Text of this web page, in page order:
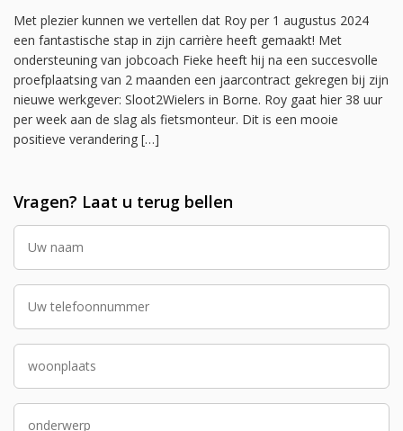
Met plezier kunnen we vertellen dat Roy per 1 augustus 2024
een fantastische stap in zijn carrière heeft gemaakt! Met
ondersteuning van jobcoach Fieke heeft hij na een succesvolle
proefplaatsing van 2 maanden een jaarcontract gekregen bij zijn
nieuwe werkgever: Sloot2Wielers in Borne. Roy gaat hier 38 uur
per week aan de slag als fietsmonteur. Dit is een mooie
positieve verandering […]
Vragen? Laat u terug bellen